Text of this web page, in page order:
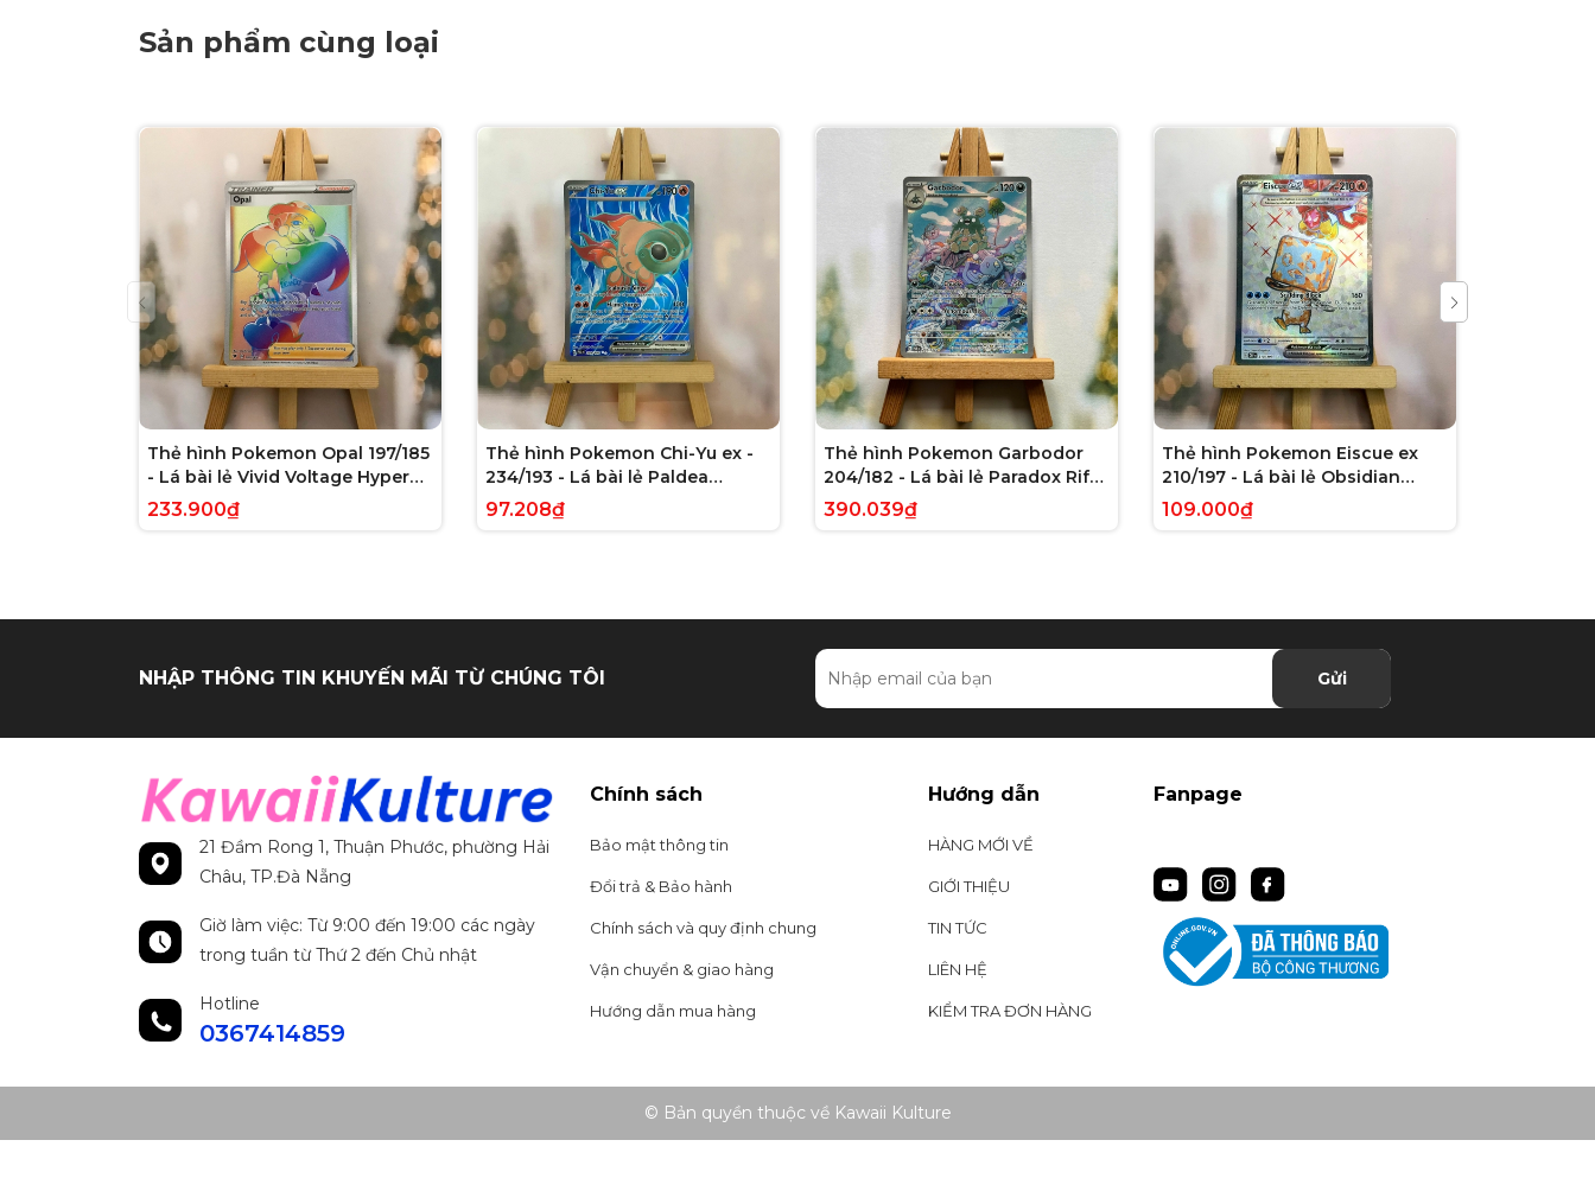
Sản phẩm cùng loại
Thẻ hình Pokemon Opal 197/185
- Lá bài lẻ Vivid Voltage Hyper
Rare tiếng Anh chính hãng
233.900₫
Thẻ hình Pokemon Chi-Yu ex -
234/193 - Lá bài lẻ Paldea
Evolved Full Art Secret Rare
tiếng Anh chính hãng
97.208₫
Thẻ hình Pokemon Garbodor
204/182 - Lá bài lẻ Paradox Rift
Illustration Rare tiếng Anh chính
390.039₫
Thẻ hình Pokemon Eiscue ex
210/197 - Lá bài lẻ Obsidian
Flames Full Art Secret Rare
tiếng Anh chính hãng
109.000₫
NHẬP THÔNG TIN KHUYẾN MÃI TỪ CHÚNG TÔI Gửi
21 Đầm Rong 1, Thuận Phước, phường Hải
Châu, TP.Đà Nẵng
Giờ làm việc: Từ 9:00 đến 19:00 các ngày
trong tuần từ Thứ 2 đến Chủ nhật
Hotline
0367414859
Chính sách
Bảo mật thông tin
Đổi trả & Bảo hành
Chính sách và quy định chung
Vận chuyển & giao hàng
Hướng dẫn mua hàng
Hướng dẫn
HÀNG MỚI VỀ
GIỚI THIỆU
TIN TỨC
LIÊN HỆ
KIỂM TRA ĐƠN HÀNG
Fanpage
© Bản quyền thuộc về Kawaii Kulture